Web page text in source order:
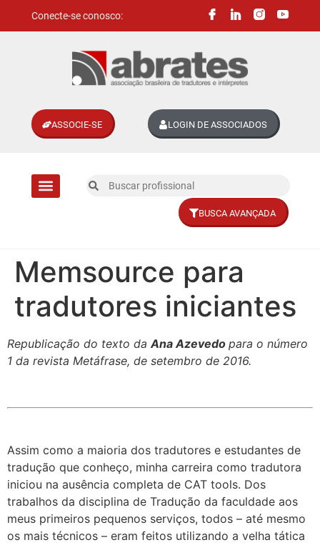
Conecte-se conosco:
ASSOCIE-SE LOGIN DE ASSOCIADOS
BUSCA AVANÇADA
Memsource para
tradutores iniciantes
Republicação do texto da Ana Azevedo para o número
1 da revista Metáfrase, de setembro de 2016.
Assim como a maioria dos tradutores e estudantes de
tradução que conheço, minha carreira como tradutora
iniciou na ausência completa de CAT tools. Dos
trabalhos da disciplina de Tradução da faculdade aos
meus primeiros pequenos serviços, todos – até mesmo
os mais técnicos – eram feitos utilizando a velha tática